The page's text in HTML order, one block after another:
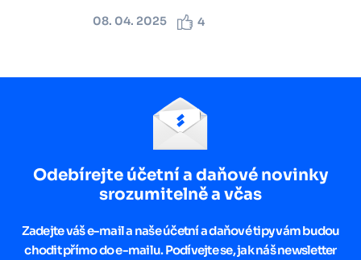
08. 04. 2025 4
Odebírejte účetní a daňové novinky
srozumitelně a včas
Zadejte váš e-mail a naše účetní a daňové tipy vám budou
chodit přímo do e-mailu. Podívejte se, jak náš newsletter